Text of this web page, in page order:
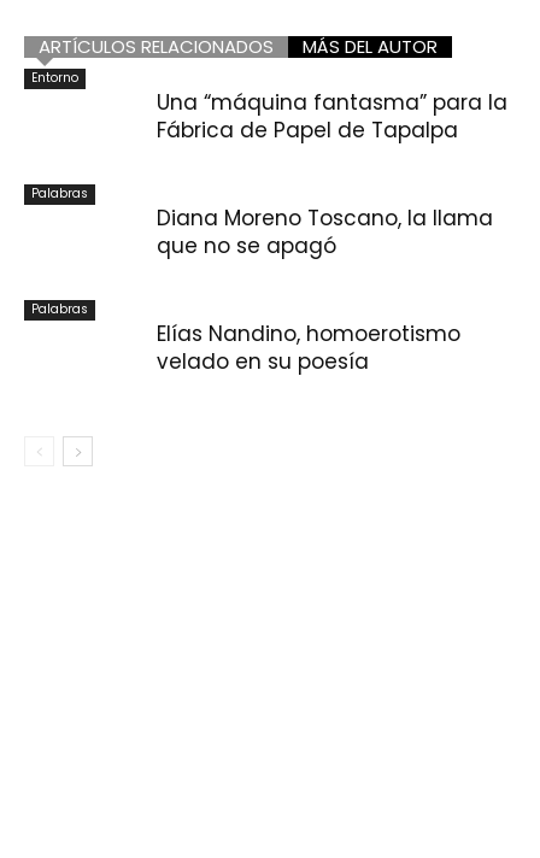
ARTÍCULOS RELACIONADOS MÁS DEL AUTOR
Entorno
Una “máquina fantasma” para la
Fábrica de Papel de Tapalpa
Palabras
Diana Moreno Toscano, la llama
que no se apagó
Palabras
Elías Nandino, homoerotismo
velado en su poesía